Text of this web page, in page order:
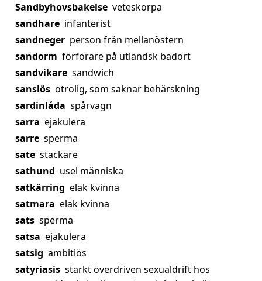
Sandbyhovsbakelse veteskorpa
sandhare infanterist
sandneger person från mellanöstern
sandorm förförare på utländsk badort
sandvikare sandwich
sanslös otrolig, som saknar behärskning
sardinlåda spårvagn
sarra ejakulera
sarre sperma
sate stackare
sathund usel människa
satkärring elak kvinna
satmara elak kvinna
sats sperma
satsa ejakulera
satsig ambitiös
satyriasis starkt överdriven sexualdrift hos